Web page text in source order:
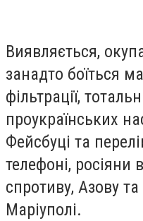
Виявляється,
занадто боїться
фільтрації,
проукраїнських
Фейсбуці та
телефоні, росіяни
спротиву, Азову
Маріуполі.